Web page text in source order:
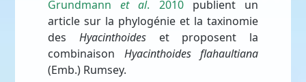
Grundmannet al. 2010publient un
article sur la phylogénie et la taxinomie
des Hyacinthoideset proposent la
combinaison Hyacinthoides flahaultiana
(Emb.) Rumsey.